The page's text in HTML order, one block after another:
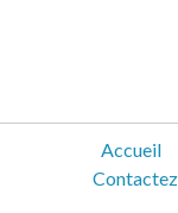
Accueil